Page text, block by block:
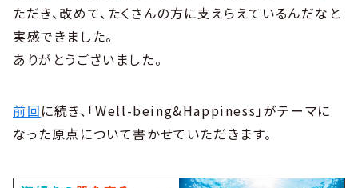
ただき、改めて、たくさんの方に支えらえているんだなと
実感できました。
ありがとうございました。
前回に続き、「Well-being&Happiness」がテーマに
なった原点について書かせていただきます。